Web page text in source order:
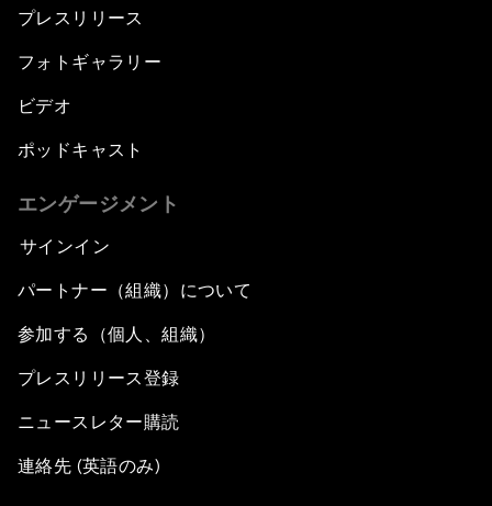
プレスリリース
フォトギャラリー
ビデオ
ポッドキャスト
エンゲージメント
サインイン
パートナー（組織）について
参加する（個人、組織）
プレスリリース登録
ニュースレター購読
連絡先 (英語のみ)